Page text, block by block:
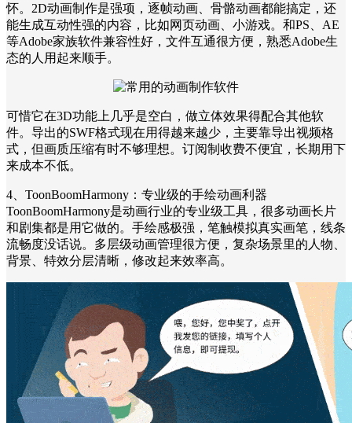
怀。2D动画制作是强项，逐帧动画、骨骼动画都能搞定，还
能生成互动性强的内容，比如网页动画、小游戏。和PS、AE
等Adobe家族软件兼容性好，文件互通很方便，熟悉Adobe生
态的人用起来顺手。
可惜它在3D功能上几乎是空白，做立体效果得配合其他软
件。导出的SWF格式现在用得越来越少，主要靠导出视频格
式，但画质压缩有时不够理想。订阅制收费不便宜，长期用下
来成本不低。
4、ToonBoomHarmony：专业级的手绘动画利器
ToonBoomHarmony是动画行业的专业级工具，很多动画长片
和剧集都是用它做的。手绘感极强，笔触模拟真实画笔，线条
流畅度没话说。多层级动画管理很方便，复杂场景里的人物、
背景、特效分层清晰，修改起来效率高。